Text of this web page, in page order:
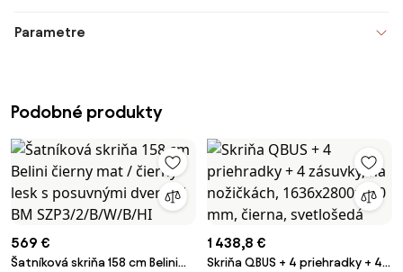
Parametre
Podobné produkty
569 €
Šatníková skriňa 158 cm Belini
1 438,8 €
Skriňa QBUS + 4 priehradky + 4